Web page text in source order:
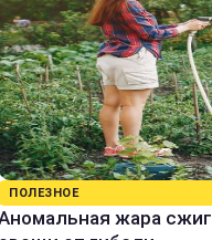
ПОЛЕЗНОЕ
жара